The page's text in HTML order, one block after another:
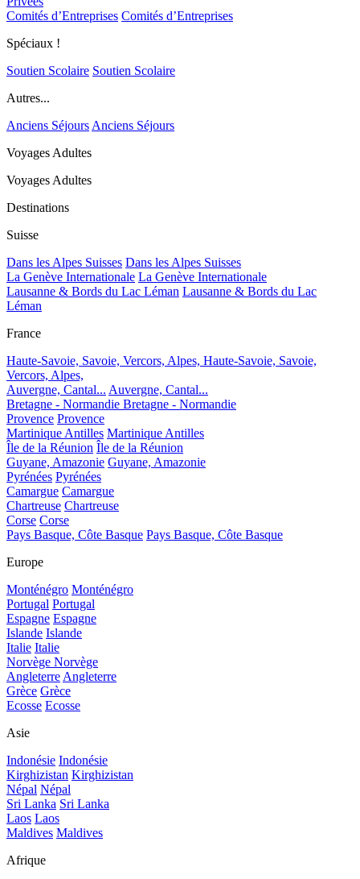
Comités d’Entreprises Comités d’Entreprises
Spéciaux !
Soutien Scolaire Soutien Scolaire
Autres...
Anciens Séjours Anciens Séjours
Voyages Adultes
Voyages Adultes
Destinations
Suisse
Dans les Alpes Suisses Dans les Alpes Suisses
La Genève Internationale La Genève Internationale
Lausanne & Bords du Lac Léman Lausanne & Bords du Lac
Léman
France
Haute-Savoie, Savoie, Vercors, Alpes, Haute-Savoie, Savoie,
Vercors, Alpes,
Auvergne, Cantal... Auvergne, Cantal...
Bretagne - Normandie Bretagne - Normandie
Provence Provence
Martinique Antilles Martinique Antilles
Île de la Réunion Île de la Réunion
Guyane, Amazonie Guyane, Amazonie
Pyrénées Pyrénées
Camargue Camargue
Chartreuse Chartreuse
Corse Corse
Pays Basque, Côte Basque Pays Basque, Côte Basque
Europe
Monténégro Monténégro
Portugal Portugal
Espagne Espagne
Islande Islande
Italie Italie
Norvège Norvège
Angleterre Angleterre
Grèce Grèce
Ecosse Ecosse
Asie
Indonésie Indonésie
Kirghizistan Kirghizistan
Népal Népal
Sri Lanka Sri Lanka
Laos Laos
Maldives Maldives
Afrique